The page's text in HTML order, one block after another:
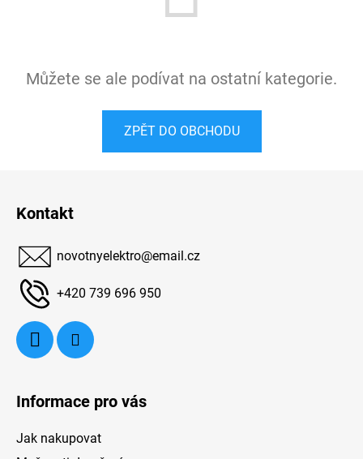
Můžete se ale podívat na ostatní kategorie.
ZPĚT DO OBCHODU
Kontakt
novotnyelektro@email.cz
+420 739 696 950
Informace pro vás
Jak nakupovat